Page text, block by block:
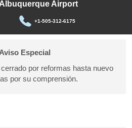
Airport
+1-505-312-6175
Aviso Especial
por reformas hasta nuevo
por su comprensión.